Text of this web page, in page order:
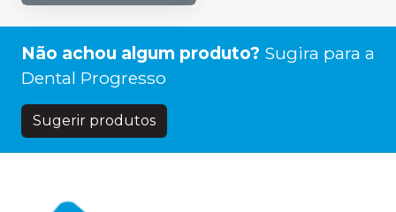
Não achou algum produto? Sugira para a
Dental Progresso
Sugerir produtos